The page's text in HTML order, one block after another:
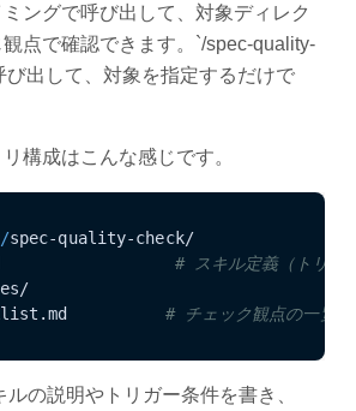
ングで呼び出して、対象ディレク
観点で確認できます。`/spec-quality-
び出して、対象を指定するだけで
構成はこんな感じです。
spec-quality-check/
# スキル定義（トリガ
# チェック観点の一覧
ルの説明やトリガー条件を書き、